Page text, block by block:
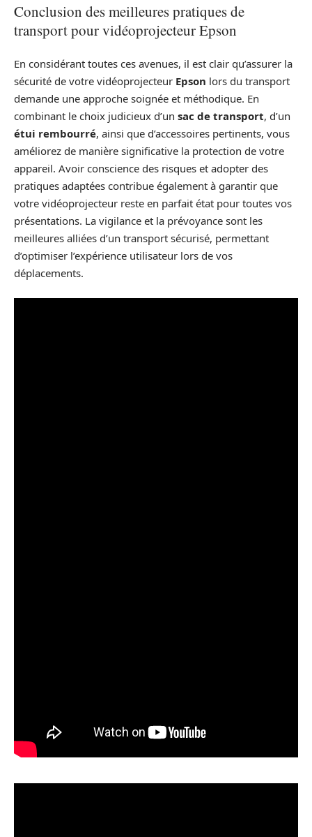
Conclusion des meilleures pratiques de
transport pour vidéoprojecteur Epson
En considérant toutes ces avenues, il est clair qu’assurer la
sécurité de votre vidéoprojecteur Epson lors du transport
demande une approche soignée et méthodique. En
combinant le choix judicieux d’un sac de transport, d’un
étui rembourré, ainsi que d’accessoires pertinents, vous
améliorez de manière significative la protection de votre
appareil. Avoir conscience des risques et adopter des
pratiques adaptées contribue également à garantir que
votre vidéoprojecteur reste en parfait état pour toutes vos
présentations. La vigilance et la prévoyance sont les
meilleures alliées d’un transport sécurisé, permettant
d’optimiser l’expérience utilisateur lors de vos
déplacements.